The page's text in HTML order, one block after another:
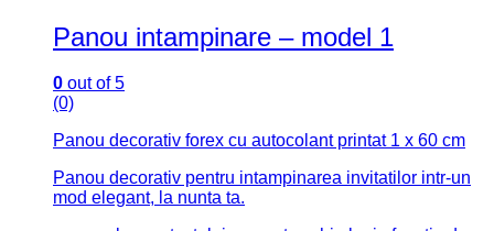
Panou intampinare – model 1
0 out of 5
(0)
Panou decorativ forex cu autocolant printat 1 x 60 cm
Panou decorativ pentru intampinarea invitatilor intr-un
mod elegant, la nunta ta.